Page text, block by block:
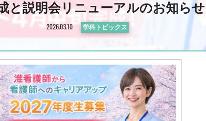
と説明会リニューアルのお知らせ
2026.03.10 学科トピックス